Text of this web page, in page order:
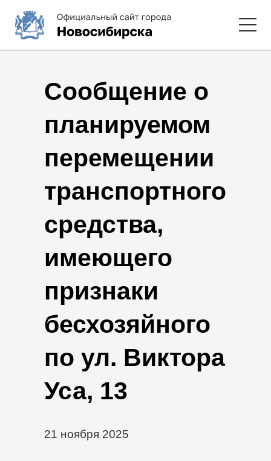
Сообщение о
планируемом
перемещении
транспортного
средства,
имеющего
признаки
бесхозяйного
по ул. Виктора
Уса, 13
21 ноября 2025